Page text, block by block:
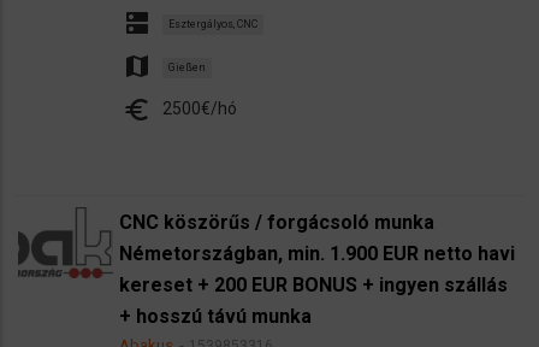
dns Esztergályos, CNC
map Gießen
euro 2500€/hó
CNC köszörűs / forgácsoló munka
Németországban, min. 1.900 EUR netto havi
kereset + 200 EUR BONUS + ingyen szállás
+ hosszú távú munka